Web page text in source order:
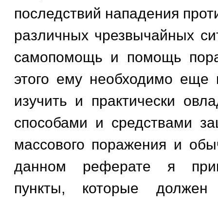
последствий нападения
различных чрезвычайных
самопомощь и помощь
этого ему необходимо
изучить и практически
способами и средствами
массового поражения и
данном реферате я
пункты, которые